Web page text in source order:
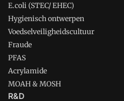
E.coli (STEC/ EHEC)
Hygienisch ontwerpen
Voedselveiligheidscultuur
Fraude
PFAS
Acrylamide
MOAH & MOSH
R&D